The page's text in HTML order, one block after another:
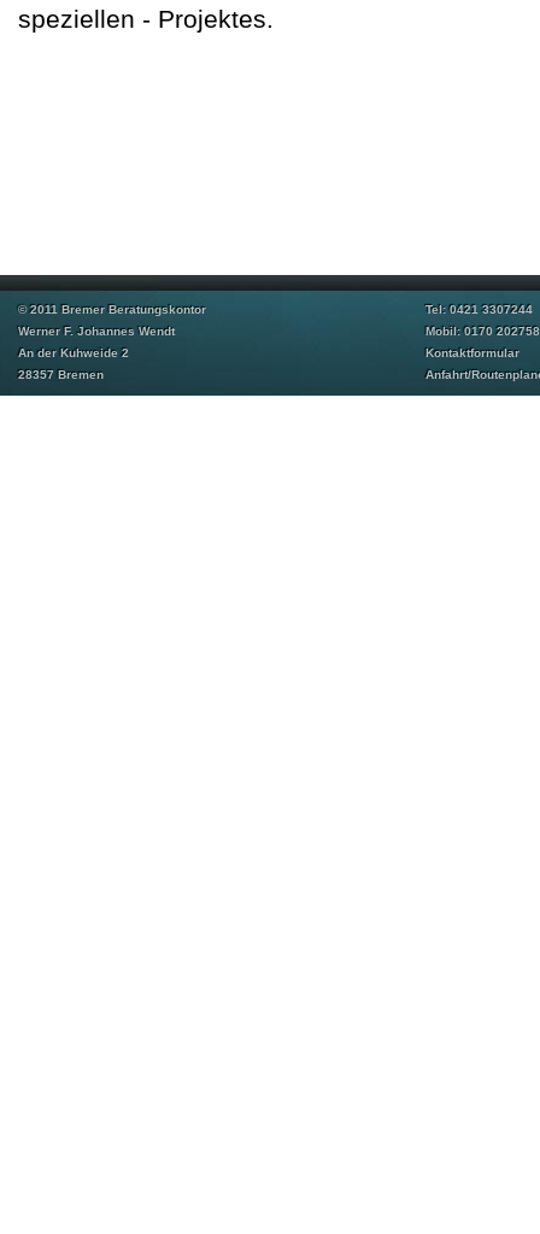
speziellen - Projektes.
© 2011 Bremer Beratungskontor
Werner F. Johannes Wendt
An der Kuhweide 2
28357 Bremen
Tel: 0421 3307244
Mobil: 0170
Kontaktformular
Anfahrt/